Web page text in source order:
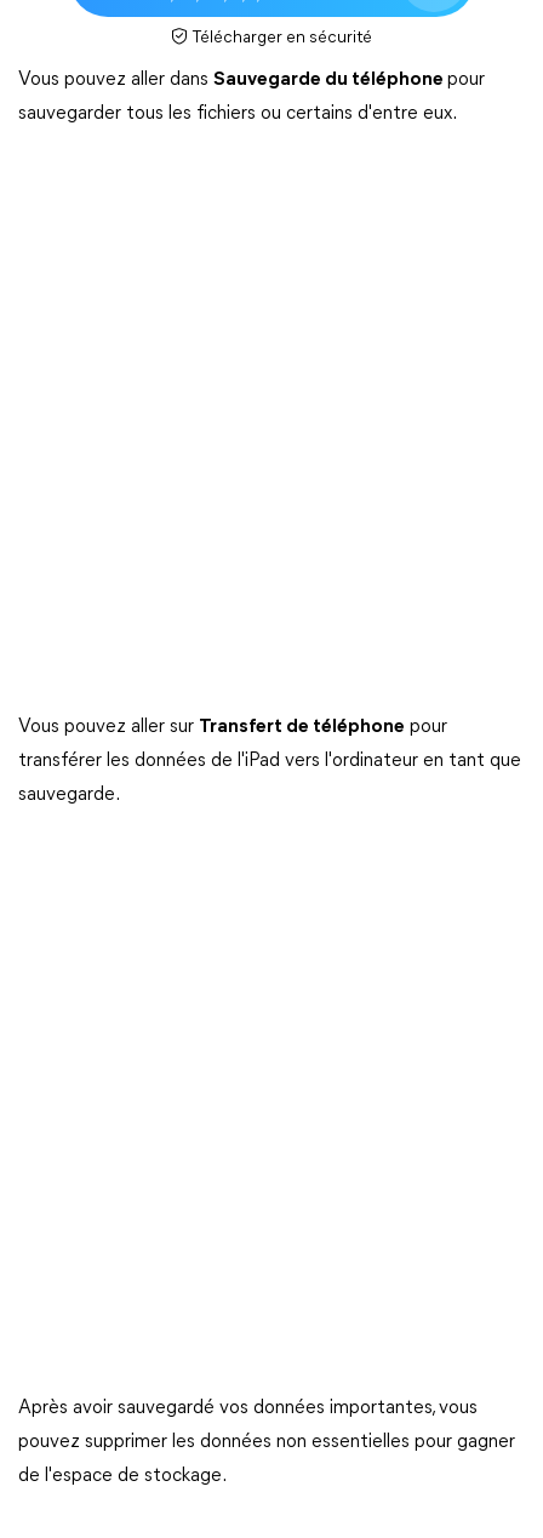
Télécharger en sécurité
Vous pouvez aller dans Sauvegarde du téléphone pour
sauvegarder tous les fichiers ou certains d'entre eux.
Vous pouvez aller sur Transfert de téléphone pour
transférer les données de l'iPad vers l'ordinateur en tant que
sauvegarde.
Après avoir sauvegardé vos données importantes, vous
pouvez supprimer les données non essentielles pour gagner
de l'espace de stockage.